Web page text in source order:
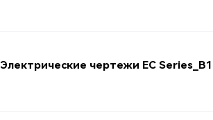
Электрические чертежи EC Series_B1